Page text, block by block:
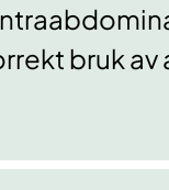
bruk